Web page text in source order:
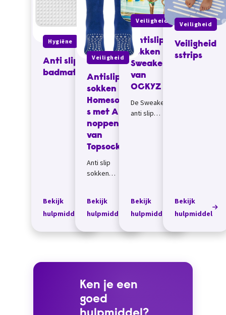
Hygiëne
Anti slip
badmat
Bekijk
hulpmiddel
Veiligheid
Antislip
sokken
Homesock
s met ABS
noppen
van
Topsocks
Anti slip
sokken
kunnen een
oplossing
voor jou zijn
als je voeten
Bekijk
hulpmiddel
Veiligheid
Antislip
sokken
Sweakers
van
OCKYZ
De Sweakers
anti slip
het
Bekijk
hulpmiddel
Veiligheid
Veiligheid
sstrips
Bekijk
hulpmiddel
Ken je een
goed